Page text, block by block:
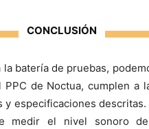
CONCLUSIÓN
la batería de pruebas,
PPC de Noctua, cumplen a
y especificaciones descritas.
medir el nivel sonoro